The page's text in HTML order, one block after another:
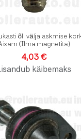
õli väljalaskmise
(Ilma magnetita)
4,03 €
käibemaks